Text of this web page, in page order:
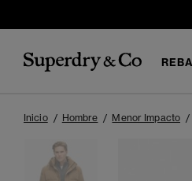
Inicio Hombre Menor Impacto